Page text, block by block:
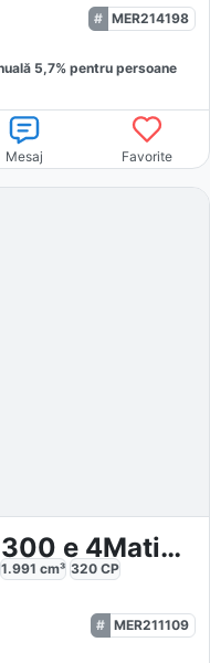
MER214198
5,7% pentru persoane
Mesaj Favorite
Mercedes-Benz GLC 300 e 4Matic AMG
1.991 cm³ 320 CP
MER211109